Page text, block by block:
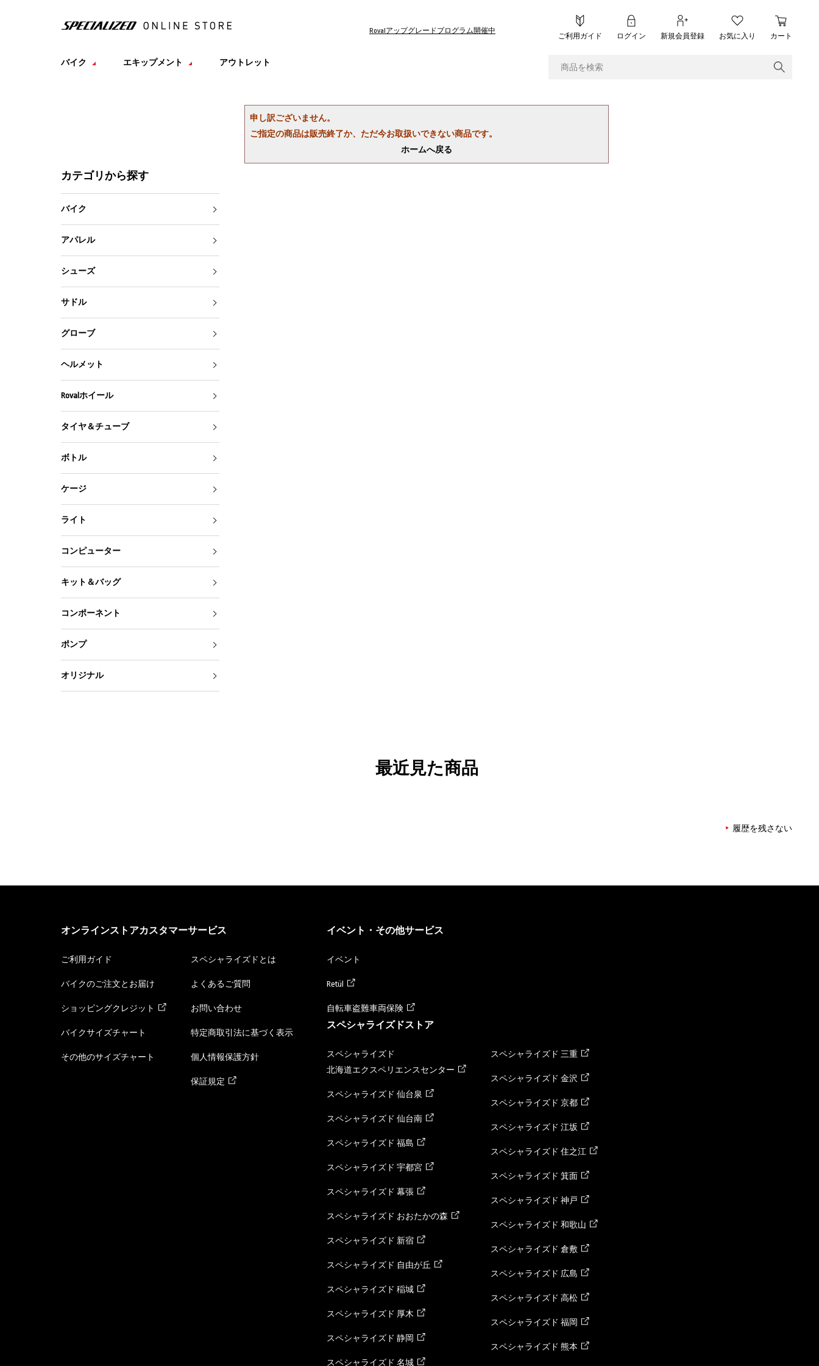
Rovalアップグレードプログラム開催中
ご利用ガイド ログイン 新規会員登録 お気に入り カート
バイク エキップメント アウトレット
申し訳ございません。
ご指定の商品は販売終了か、ただ今お取扱いできない商品です。
ホームへ戻る
カテゴリから探す
バイク
アパレル
シューズ
サドル
グローブ
ヘルメット
Rovalホイール
タイヤ＆チューブ
ボトル
ケージ
ライト
コンピューター
キット＆バッグ
コンポーネント
ポンプ
オリジナル
最近見た商品
履歴を残さない
オンラインストアカスタマーサービス
ご利用ガイド
バイクのご注文とお届け
ショッピングクレジット
バイクサイズチャート
その他のサイズチャート
スペシャライズドとは
よくあるご質問
お問い合わせ
特定商取引法に基づく表示
個人情報保護方針
保証規定
イベント・その他サービス
イベント
Retül
自転車盗難車両保険
スペシャライズドストア
スペシャライズド
北海道エクスペリエンスセンター
スペシャライズド 仙台泉
スペシャライズド 仙台南
スペシャライズド 福島
スペシャライズド 宇都宮
スペシャライズド 幕張
スペシャライズド おおたかの森
スペシャライズド 新宿
スペシャライズド 自由が丘
スペシャライズド 稲城
スペシャライズド 厚木
スペシャライズド 静岡
スペシャライズド 名城
スペシャライズド 三重
スペシャライズド 金沢
スペシャライズド 京都
スペシャライズド 江坂
スペシャライズド 住之江
スペシャライズド 箕面
スペシャライズド 神戸
スペシャライズド 和歌山
スペシャライズド 倉敷
スペシャライズド 広島
スペシャライズド 高松
スペシャライズド 福岡
スペシャライズド 熊本